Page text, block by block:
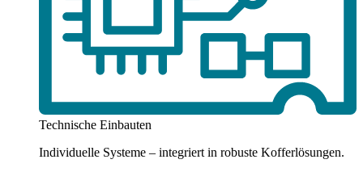
Technische Einbauten
Individuelle Systeme – integriert in robuste Kofferlösungen.